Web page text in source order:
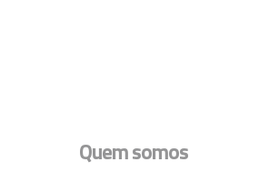
Quem somos